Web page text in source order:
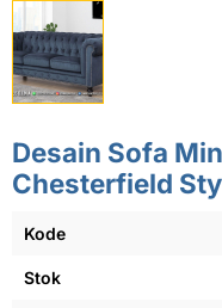
Desain Sofa
Chesterfield
Kode
Stok